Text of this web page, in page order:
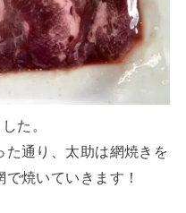
た。
た通り、太助は網焼きを
焼いていきます！